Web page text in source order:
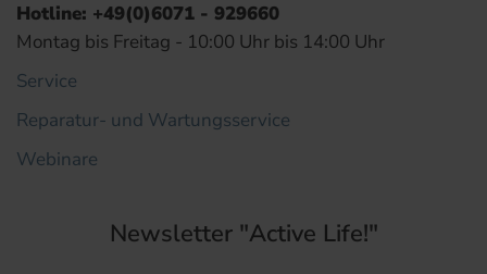
Hotline: +49(0)6071 - 929660
Montag bis Freitag - 10:00 Uhr bis 14:00 Uhr
Service
Reparatur- und Wartungsservice
Webinare
Newsletter "Active Life!"